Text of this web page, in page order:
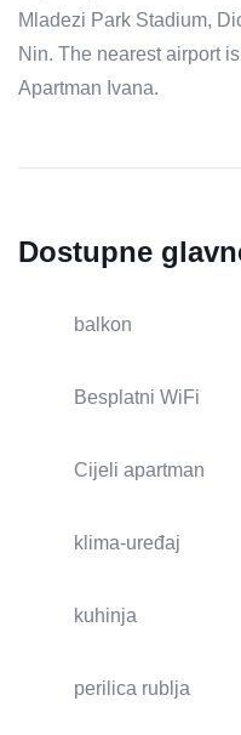
Mladezi Park Stadium,
Nin. The nearest airport
Apartman Ivana.
Dostupne
balkon
Besplatni WiFi
Cijeli apartman
klima-uređaj
kuhinja
perilica rublja